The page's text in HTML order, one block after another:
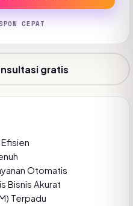
CEPAT
gratis
Otomatis
Bisnis Akurat
Terpadu